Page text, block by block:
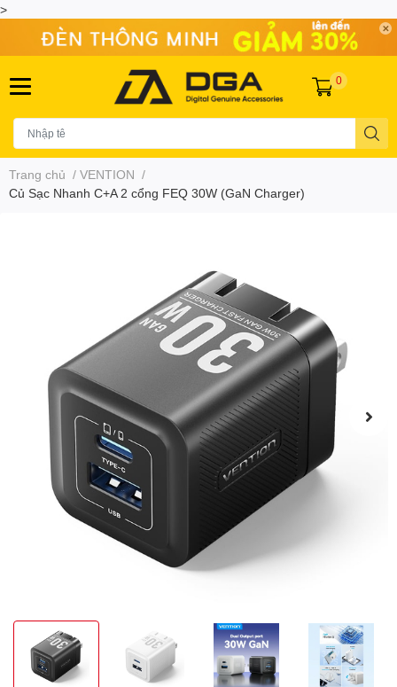
>
0
Trang chủ / VENTION /
Củ Sạc Nhanh C+A 2 cổng FEQ 30W (GaN Charger)